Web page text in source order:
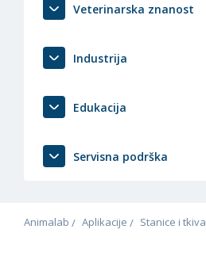
Veterinarska znanost
Industrija
Edukacija
Servisna podrška
Animalab Aplikacije Stanice i tkiva